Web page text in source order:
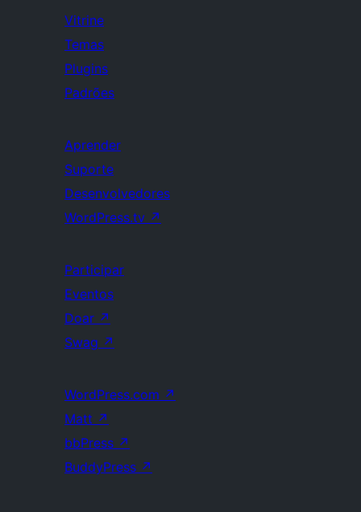
Vitrine
Temas
Plugins
Padrões
Aprender
Suporte
Desenvolvedores
WordPress.tv ↗
Participar
Eventos
Doar ↗
Swag ↗
WordPress.com ↗
Matt ↗
bbPress ↗
BuddyPress ↗